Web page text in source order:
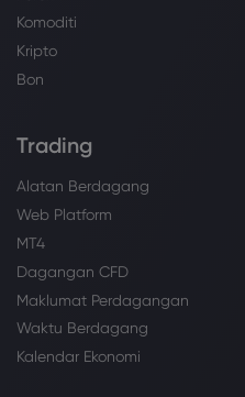
Komoditi
Kripto
Bon
Trading
Alatan Berdagang
Web Platform
MT4
Dagangan CFD
Maklumat Perdagangan
Waktu Berdagang
Kalendar Ekonomi